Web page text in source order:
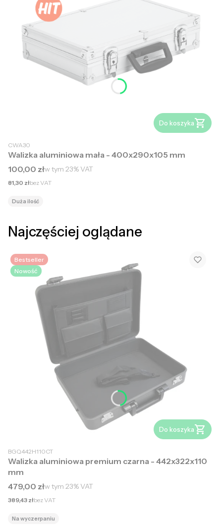
Do koszyka
CWA30
Walizka aluminiowa mała - 400x290x105 mm
Cena brutto
100,00 złw tym 23%VAT
Cena netto
81,30 złbez VAT
Duża ilość
Najczęściej oglądane
Bestseller
Nowość
Do koszyka
BGQ442H110CT
Walizka aluminiowa premium czarna - 442x322x110
mm
Cena brutto
479,00 złw tym 23%VAT
Cena netto
389,43 złbez VAT
Na wyczerpaniu